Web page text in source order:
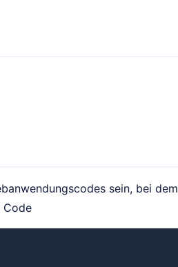
sein, bei dem
Code